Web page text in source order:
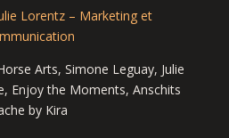
Lorentz – Marketing et
Arts, Simone Leguay, Julie
Enjoy the Moments, Anschits
by Kira